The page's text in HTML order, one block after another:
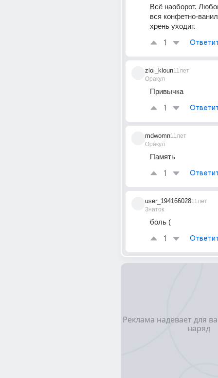
Всё наоборот.
вся конфетно-
хрень уходит.
1
zloi_kloun
Оракул
11лет
Привычка
1
mdwomn
Оракул
11лет
Память
1
user_194166028
Знаток
11лет
боль (
1